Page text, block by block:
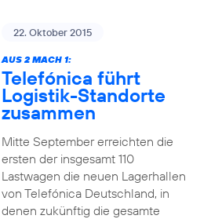
22. Oktober 2015
AUS 2 MACH 1:
Telefónica führt
Logistik-Standorte
zusammen
Mitte September erreichten die
ersten der insgesamt 110
Lastwagen die neuen Lagerhallen
von Telefónica Deutschland, in
denen zukünftig die gesamte